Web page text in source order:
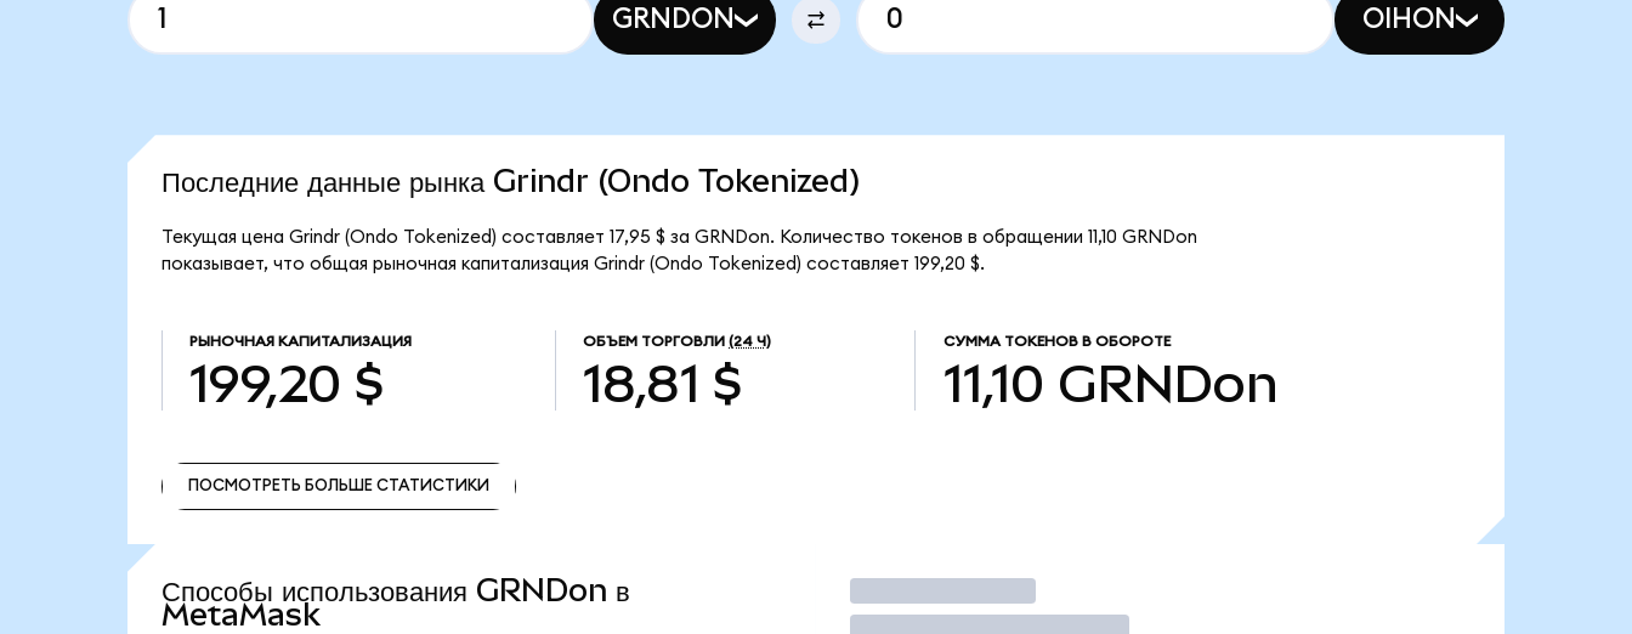
GRNDON OIHON
Последние данные рынка Grindr (Ondo Tokenized)
Текущая цена Grindr (Ondo Tokenized) составляет 17,95 $ за GRNDon. Количество токенов в обращении 11,10 GRNDon
показывает, что общая рыночная капитализация Grindr (Ondo Tokenized) составляет 199,20 $.
РЫНОЧНАЯ КАПИТАЛИЗАЦИЯ
199,20 $
ОБЪЕМ ТОРГОВЛИ (24 Ч)
18,81 $
СУММА ТОКЕНОВ В ОБОРОТЕ
11,10 GRNDon
ПОСМОТРЕТЬ БОЛЬШЕ СТАТИСТИКИ
Способы использования GRNDon в
MetaMask
Торговать